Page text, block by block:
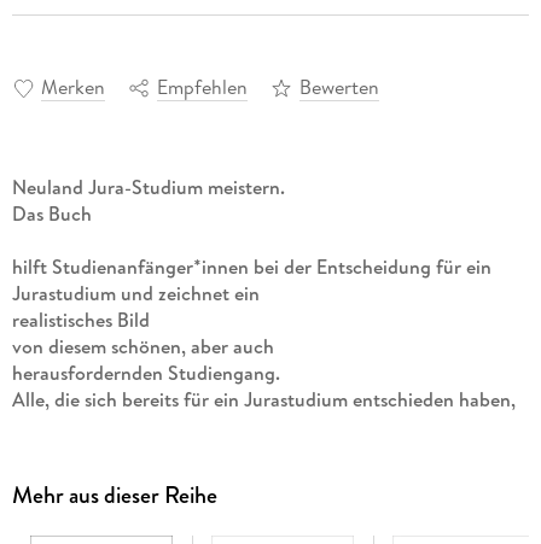
Merken Empfehlen Bewerten
Neuland Jura-Studium meistern.
Das Buch
hilft Studienanfänger*innen bei der Entscheidung für ein
Jurastudium und zeichnet ein
realistisches Bild
von diesem schönen, aber auch
herausfordernden Studiengang.
Alle, die sich bereits für ein Jurastudium entschieden haben,
Freude zu studieren.
Mehr aus dieser Reihe